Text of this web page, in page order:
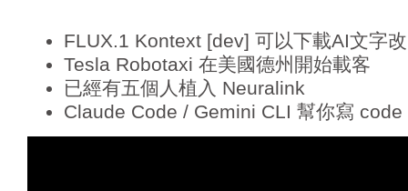
FLUX.1 Kontext [dev] 可以下載AI文字
Tesla Robotaxi 在美國德州開始載客
已經有五個人植入 Neuralink
Claude Code / Gemini CLI 幫你寫 code